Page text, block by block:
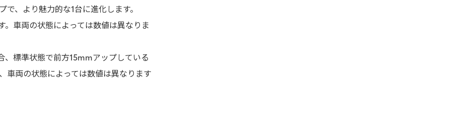
、より魅力的な1台に進化します。
車両の状態によっては数値は異なりま
標準状態で前方15mmアップしている
車両の状態によっては数値は異なります